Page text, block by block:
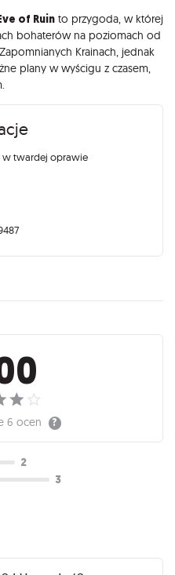
of Ruin to przygoda, w której
bohaterów na poziomach od
Krainach, jednak
plany w wyścigu z czasem,
w twardej oprawie
6 ocen